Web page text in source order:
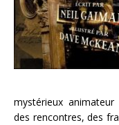
mystérieux
des rencontres, des